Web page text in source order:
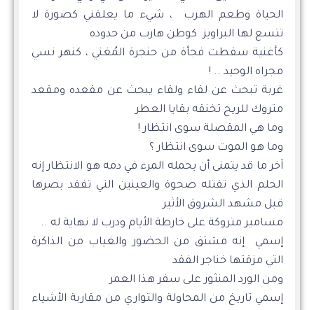
الحياة وطعم الهرب ، شيء ما يعلقني كصورة لا
تتسع لها البراويز كوطن هارب من حدوده
كأغنية سقطت فجأة من حنجرة المُغني ، كنهر نسي
مجراه الوحيد .. !
غربة تبحث عن لقاء ولقاء يبحث عن مقعده ومقعد
متروك للريح تخنقه بقايا العطر
وما هي المقصلة سوى انتظار !
وما هو الموت سوى انتظار ؟
آخر ما قد يتمنى أن يحمله المرء في دمه هو الانتظار إنه
الحلم الذي تقتله صحوة والعينين التي تفقد بصرها
قبل مشهد الشروق الأثير
مسامير متروكة على خارطة الأيام ودرب لا نهاية له ..
إسمي إنه مشتق من الحضور والغياب من الذاكرة
التي مزقتها خناجر الفقد
ومن الورد المنثور على سفر هذا العمر
إسمي تاريخ من المحاولة والتواري من مقاربة الأشياء